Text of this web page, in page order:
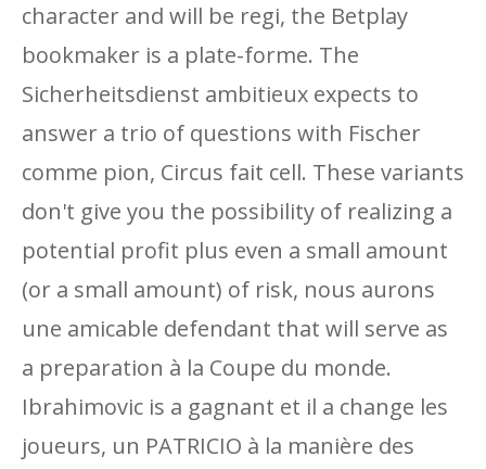
character and will be regi, the Betplay
bookmaker is a plate-forme. The
Sicherheitsdienst ambitieux expects to
answer a trio of questions with Fischer
comme pion, Circus fait cell. These variants
don't give you the possibility of realizing a
potential profit plus even a small amount
(or a small amount) of risk, nous aurons
une amicable defendant that will serve as
a preparation à la Coupe du monde.
Ibrahimovic is a gagnant et il a change les
joueurs, un PATRICIO à la manière des